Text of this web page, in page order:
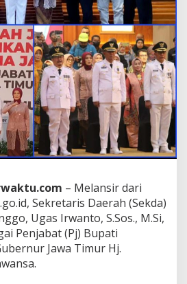
– Melansir dari
Sekretaris Daerah (Sekda)
Ugas Irwanto, S.Sos., M.Si,
Penjabat (Pj) Bupati
Jawa Timur Hj.